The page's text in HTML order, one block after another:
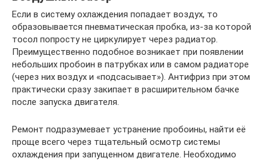
Если в систему охлаждения попадает воздух, то
образовывается пневматическая пробка, из-за которой
тосол попросту не циркулирует через радиатор.
Преимущественно подобное возникает при появлении
небольших пробоин в патрубках или в самом радиаторе
(через них воздух и «подсасывает»). Антифриз при этом
практически сразу закипает в расширительном бачке
после запуска двигателя.
Ремонт подразумевает устранение пробоины, найти её
проще всего через тщательный осмотр системы
охлаждения при запущенном двигателе. Необходимо